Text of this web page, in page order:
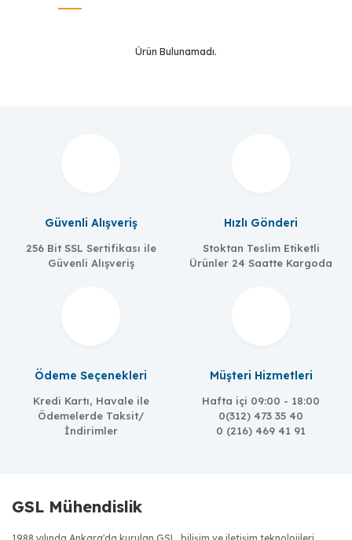
Ürün Bulunamadı.
Güvenli Alışveriş
256 Bit SSL Sertifikası ile
Güvenli Alışveriş
Hızlı Gönderi
Stoktan Teslim Etiketli
Ürünler 24 Saatte Kargoda
Ödeme Seçenekleri
Kredi Kartı, Havale ile
Ödemelerde Taksit/
İndirimler
Müşteri Hizmetleri
Hafta içi 09:00 - 18:00
0(312) 473 35 40
0 (216) 469 41 91
GSL Mühendislik